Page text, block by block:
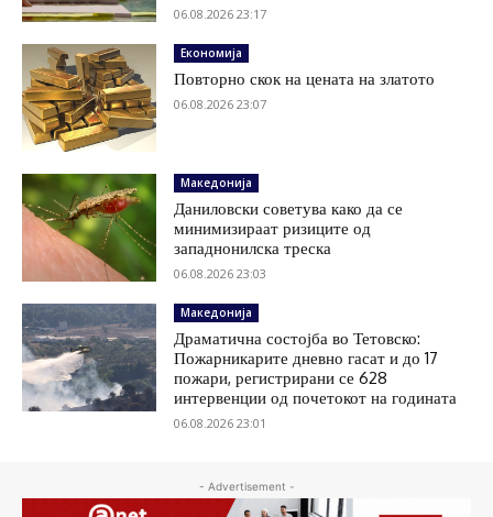
06.08.2026 23:17
Економија
Повторно скок на цената на златото
06.08.2026 23:07
Македонија
Даниловски советува како да се
минимизираат ризиците од
западнонилска треска
06.08.2026 23:03
Македонија
Драматична состојба во Тетовско:
Пожарникарите дневно гасат и до 17
пожари, регистрирани се 628
интервенции од почетокот на годината
06.08.2026 23:01
- Advertisement -